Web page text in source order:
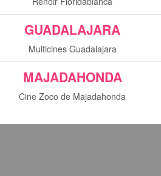
GUADALAJARA
Multicines Guadalajara
MAJADAHONDA
Cine Zoco de Majadahonda